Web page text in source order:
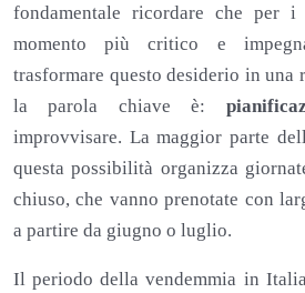
fondamentale ricordare che per
momento più critico e
trasformare questo desiderio in una
la parola chiave è:
improvvisare. La maggior parte
questa possibilità organizza
chiuso, che vanno prenotate con
a partire da giugno o luglio.
Il periodo della vendemmia in